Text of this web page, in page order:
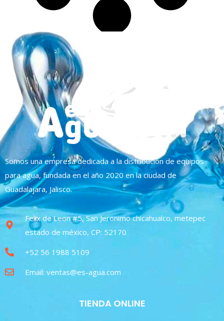
Somos una empresa dedicada a la distribución de equipos
para agua, fundada en el año 2020 en la ciudad de
Guadalajara, Jalisco.
Felix de Leon #5, San Jeronimo chicahualco, metepec
estado de méxico, CP: 52170
+52 56 1988 5109
Email: ventas@es-agua.com
TIENDA ONLINE